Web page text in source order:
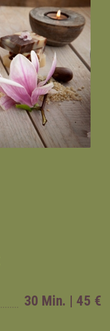
30 Min. | 45 €